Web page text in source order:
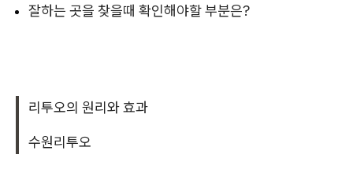
잘하는 곳을 찾을때 확인해야할 부분은?
리투오의 원리와 효과
수원리투오